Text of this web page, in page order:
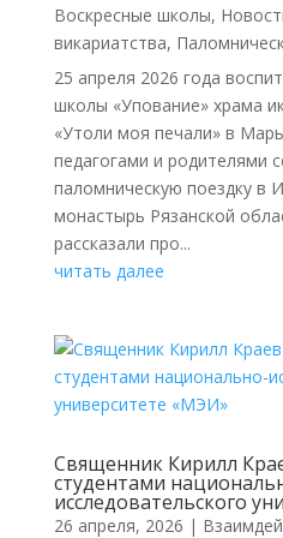
Воскресные школы,
викариатства,
25 апреля 2026 года
школы «Упование» храма
«Утоли моя печали» в
педагогами и родителями
паломническую поездку в
монастырь Рязанской
рассказали про...
читать далее
Священник Кирилл
студентами
исследовательского
26 апреля, 2026 |